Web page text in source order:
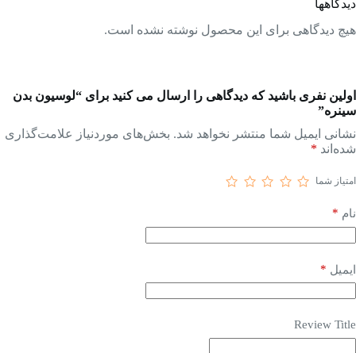
دیدگاهها
هیچ دیدگاهی برای این محصول نوشته نشده است.
اولین نفری باشید که دیدگاهی را ارسال می کنید برای “لوسیون بدن
سینره”
نشانی ایمیل شما منتشر نخواهد شد. بخش‌های موردنیاز علامت‌گذاری
شده‌اند *
امتیاز شما
نام *
ایمیل *
Review Title